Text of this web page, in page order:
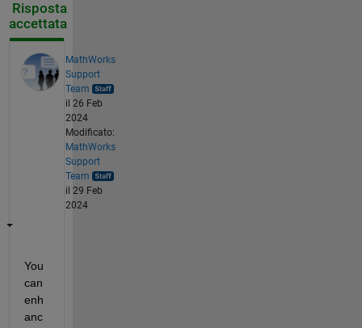
Risposta
accettata
MathWorks
Support
Team
il 26 Feb
2024
Modificato:
MathWorks
Support
Team
il 29 Feb
2024
You
can
enh
anc